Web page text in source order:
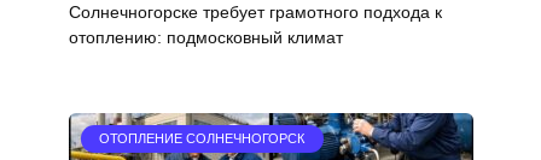
Солнечногорске требует грамотного подхода к
отоплению: подмосковный климат
ОТОПЛЕНИЕ СОЛНЕЧНОГОРСК